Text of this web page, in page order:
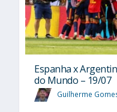
Espanha x
do Mundo – 19/07
Guilherme